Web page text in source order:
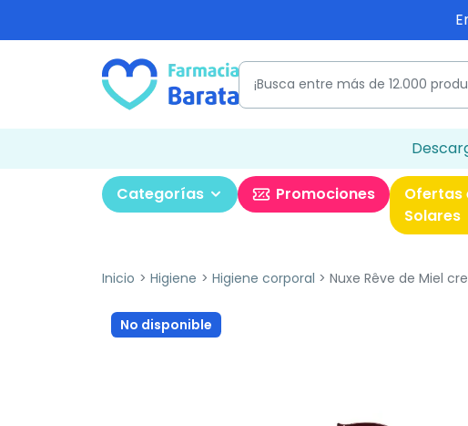
Categorías Promociones
Ofertas
Solares
Inicio Higiene Higiene corporal Nuxe Rêve de Miel
No disponible